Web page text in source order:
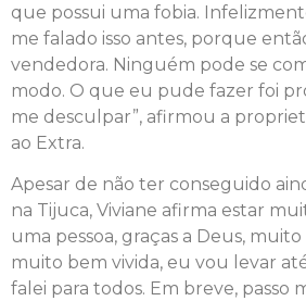
que possui uma fobia.
me falado isso antes, porque
vendedora. Ninguém pode se
modo. O que eu pude fazer foi
me desculpar”, afirmou a
ao Extra.
Apesar de não ter conseguido
na Tijuca, Viviane afirma estar
uma pessoa, graças a Deus,
muito bem vivida, eu vou levar
falei para todos. Em breve, passo